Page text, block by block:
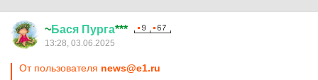
~Бася Пурга***
13:28, 03.06.2025
От пользователя news@e1.ru